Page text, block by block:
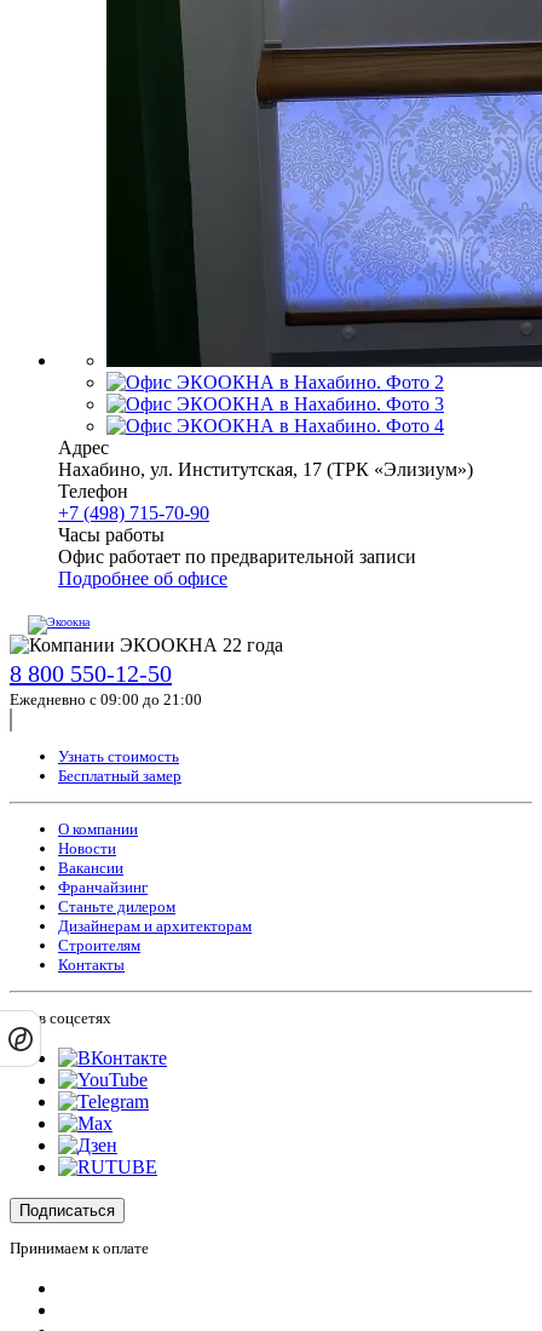
Адрес
Нахабино, ул. Институтская, 17 (ТРК «Элизиум»)
Телефон
+7 (498) 715-70-90
Часы работы
Офис работает по предварительной записи
Подробнее об офисе
8 800 550-12-50
Ежедневно с 09:00 до 21:00
Узнать стоимость
Бесплатный замер
О компании
Новости
Вакансии
Франчайзинг
Станьте дилером
Дизайнерам и архитекторам
Строителям
Контакты
Мы в соцсетях
Подписаться
Принимаем к оплате